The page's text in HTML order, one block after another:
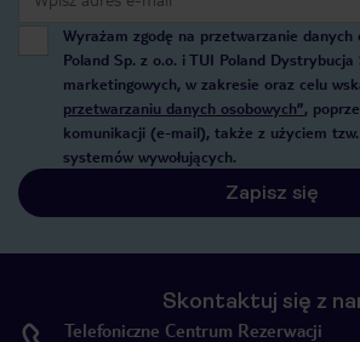
Wyrażam zgodę na przetwarzanie danych
Poland Sp. z o.o. i TUI Poland Dystrybucja
marketingowych, w zakresie oraz celu
przetwarzaniu danych osobowych”,
komunikacji (e-mail), także z użyciem
systemów wywołujących.
Zapisz się
Skontaktuj się z
Telefoniczne Centrum Rezerwacji